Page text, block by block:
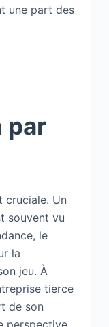
une part des
par
cruciale. Un
souvent vu
le
la
jeu. À
tierce
de son
perspective